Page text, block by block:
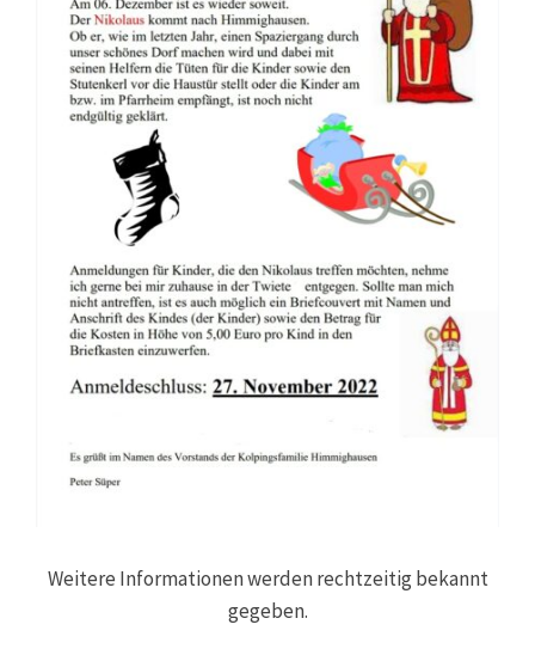
Weitere Informationen werden rechtzeitig bekannt
gegeben.